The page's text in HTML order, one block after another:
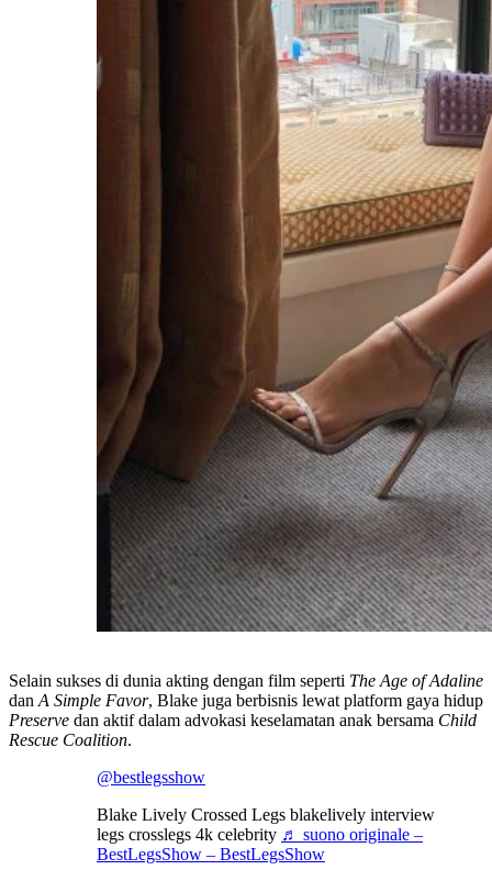
Selain sukses di dunia akting dengan film seperti The Age of Adaline
dan A Simple Favor, Blake juga berbisnis lewat platform gaya hidup
Preserve dan aktif dalam advokasi keselamatan anak bersama Child
Rescue Coalition.
@bestlegsshow
Blake Lively Crossed Legs blakelively interview
legs crosslegs 4k celebrity ♬ suono originale –
BestLegsShow – BestLegsShow